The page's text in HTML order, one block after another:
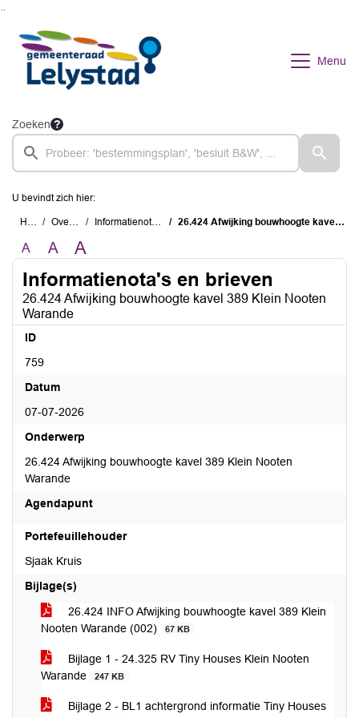
Menu
Zoeken
U bevindt zich hier:
Home Overzichten Informatienota's en brieven 26.424 Afwijking bouwhoogte kavel 389 Klein Nooten Warande
A A A
Informatienota's en brieven
26.424 Afwijking bouwhoogte kavel 389 Klein Nooten
Warande
ID
759
Datum
07-07-2026
Onderwerp
26.424 Afwijking bouwhoogte kavel 389 Klein Nooten
Warande
Agendapunt
Portefeuillehouder
Sjaak Kruis
Bijlage(s)
26.424 INFO Afwijking bouwhoogte kavel 389 Klein
Nooten Warande (002)
67 KB
Bijlage 1 - 24.325 RV Tiny Houses Klein Nooten
Warande
247 KB
Bijlage 2 - BL1 achtergrond informatie Tiny Houses